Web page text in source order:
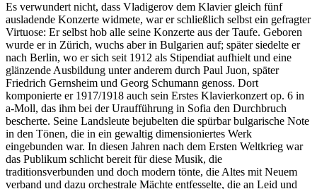
Es verwundert nicht, dass Vladigerov dem Klavier gleich fünf
ausladende Konzerte widmete, war er schließlich selbst ein gefragter
Virtuose: Er selbst hob alle seine Konzerte aus der Taufe. Geboren
wurde er in Zürich, wuchs aber in Bulgarien auf; später siedelte er
nach Berlin, wo er sich seit 1912 als Stipendiat aufhielt und eine
glänzende Ausbildung unter anderem durch Paul Juon, später
Friedrich Gernsheim und Georg Schumann genoss. Dort
komponierte er 1917/1918 auch sein Erstes Klavierkonzert op. 6 in
a-Moll, das ihm bei der Uraufführung in Sofia den Durchbruch
bescherte. Seine Landsleute bejubelten die spürbar bulgarische Note
in den Tönen, die in ein gewaltig dimensioniertes Werk
eingebunden war. In diesen Jahren nach dem Ersten Weltkrieg war
das Publikum schlicht bereit für diese Musik, die
traditionsverbunden und doch modern tönte, die Altes mit Neuem
verband und dazu orchestrale Mächte entfesselte, die an Leid und